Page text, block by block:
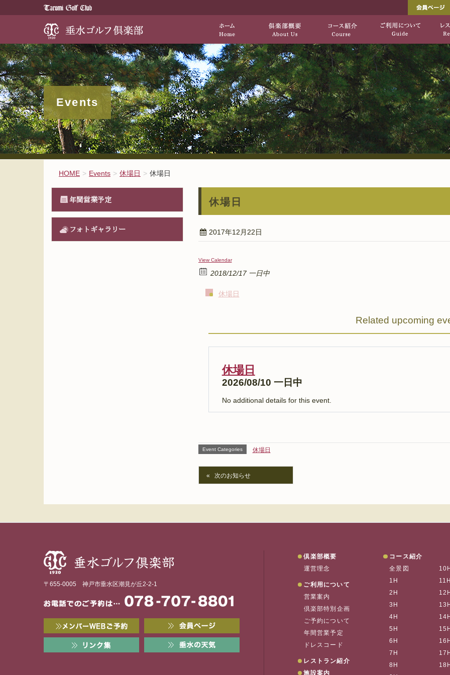
歴史と伝統が醸し出す、自然を生かした上質のコース「垂水ゴ
垂水ゴルフ倶楽部[公式サ
HOME 倶楽部概要 コース紹介
Events
HOME Events 休場日 休場日
休場日
2017年12月22日
View Calendar
2018/12/17 一日中
休場日
Related upcoming
休場日
2026/08/10 一日中
No additional details for this event.
Event Categories 休場日
次のお知らせ
年間営業予定
フォトギャラリー
垂水ゴルフ
〒655-0005 神戸市垂水区潮見が丘2-2-1
お
会員ページ
倶楽部概要
運営理念
ご利用について
営業案内
倶楽部特別企画
ご予約について
年間営業予定
ドレスコード
レストラン紹介
施設案内
コース紹介
全景図
1H
2H
3H
4H
5H
6H
7H
8H
10H
11H
12H
13H
14H
15H
16H
17H
18H